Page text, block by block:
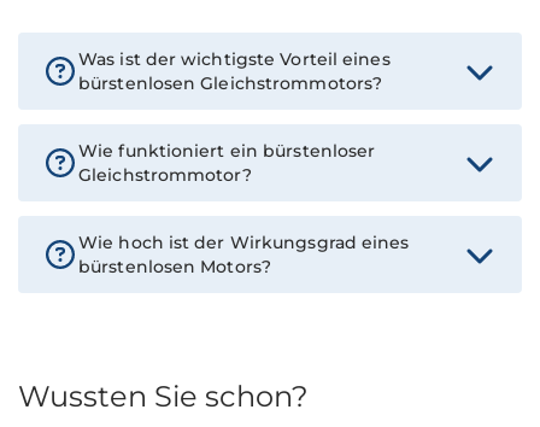
Was ist der wichtigste Vorteil eines
bürstenlosen Gleichstrommotors?
Wie funktioniert ein bürstenloser
Gleichstrommotor?
Wie hoch ist der Wirkungsgrad eines
bürstenlosen Motors?
Wussten Sie schon?